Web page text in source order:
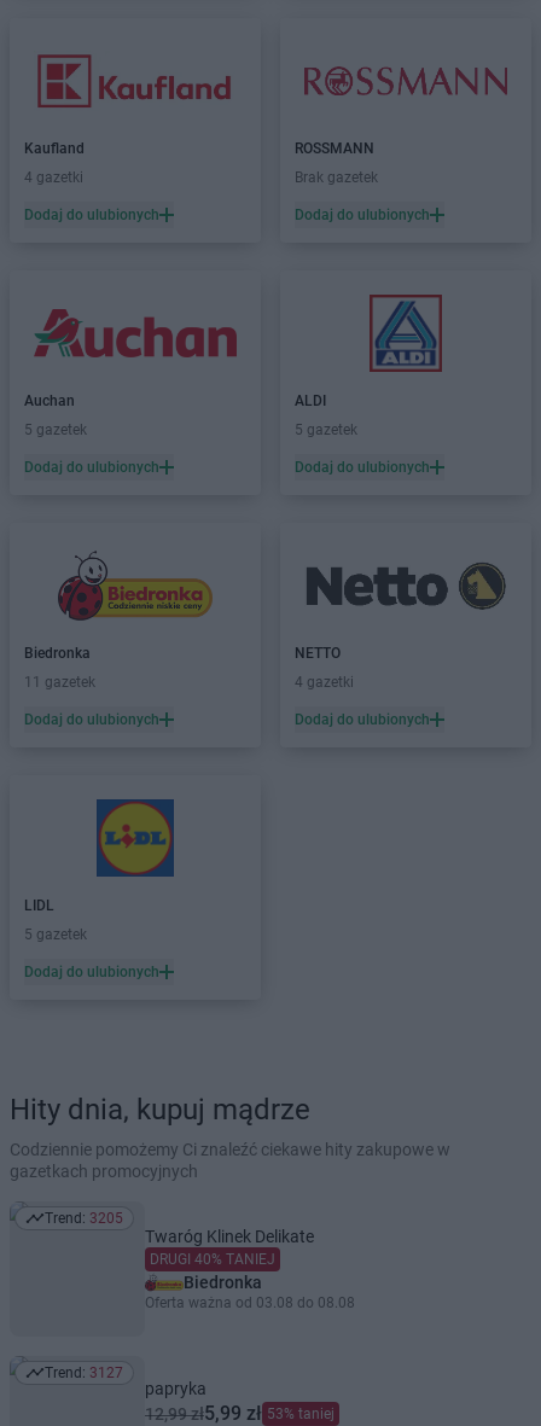
Kaufland
4 gazetki
Dodaj do ulubionych
ROSSMANN
Brak gazetek
Dodaj do ulubionych
Auchan
5 gazetek
Dodaj do ulubionych
ALDI
5 gazetek
Dodaj do ulubionych
Biedronka
11 gazetek
Dodaj do ulubionych
NETTO
4 gazetki
Dodaj do ulubionych
LIDL
5 gazetek
Dodaj do ulubionych
Hity dnia, kupuj mądrze
Codziennie pomożemy Ci znaleźć ciekawe hity zakupowe w
gazetkach promocyjnych
Trend: 3205
Trend: 3205
Twaróg Klinek Delikate
DRUGI 40% TANIEJ
Biedronka
Oferta ważna od 03.08 do 08.08
Trend: 3127
Trend: 3127
papryka
12,99 zł5,99 zł 53% taniej